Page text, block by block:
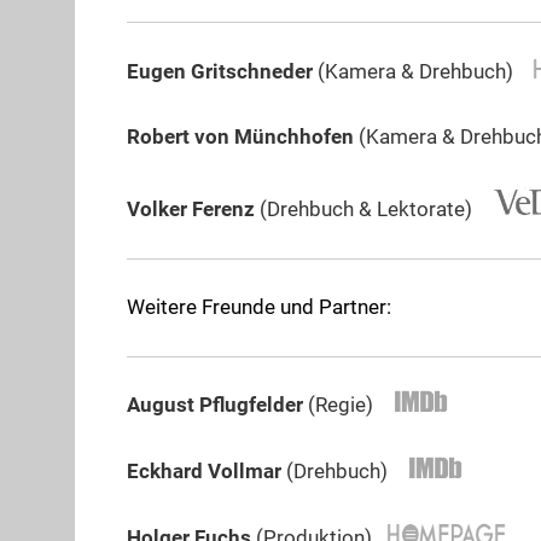
Eugen Gritschneder(Kamera & Drehbuch)
Robert von Münchhofen (Kamera &
Volker Ferenz (Drehbuch & Lektorate)
Weitere Freunde und Partner:
August Pflugfelder(Regie)
Eckhard Vollmar(Drehbuch)